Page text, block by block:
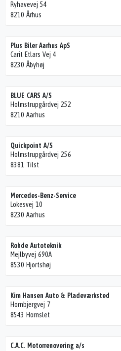
Ryhavevej 54
8210 Århus
Plus Biler Aarhus ApS
Carit Etlars Vej 4
8230 Åbyhøj
BLUE CARS A/S
Holmstrupgårdvej 252
8210 Aarhus
Quickpoint A/S
Holmstrupgårdvej 256
8381 Tilst
Mercedes-Benz-Service
Lokesvej 10
8230 Aarhus
Rohde Autoteknik
Mejlbyvej 690A
8530 Hjortshøj
Kim Hansen Auto & Pladeværksted
Hornbjergvej 7
8543 Hornslet
C.A.C. Motorrenovering a/s